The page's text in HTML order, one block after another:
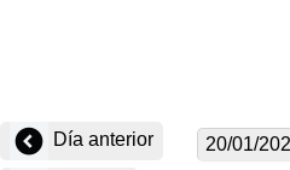
Día anterior